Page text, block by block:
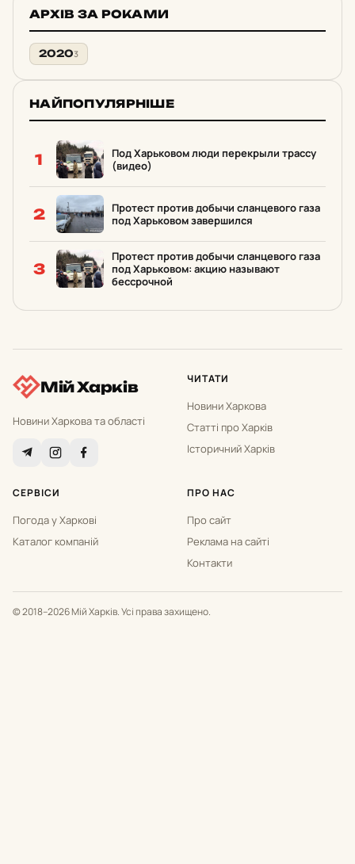
АРХІВ ЗА РОКАМИ
20203
НАЙПОПУЛЯРНІШЕ
1
Под Харьковом люди перекрыли трассу
(видео)
2
Протест против добычи сланцевого газа
под Харьковом завершился
3
Протест против добычи сланцевого газа
под Харьковом: акцию называют
бессрочной
Мій Харків
Новини Харкова та області
ЧИТАТИ
Новини Харкова
Статті про Харків
Історичний Харків
СЕРВІСИ
Погода у Харкові
Каталог компаній
ПРО НАС
Про сайт
Реклама на сайті
Контакти
© 2018–2026 Мій Харків. Усі права захищено.